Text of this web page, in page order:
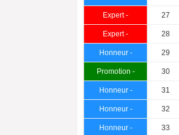
Expert - 27
Expert - 28
Honneur - 29
Promotion - 30
Honneur - 31
Honneur - 32
Honneur - 33